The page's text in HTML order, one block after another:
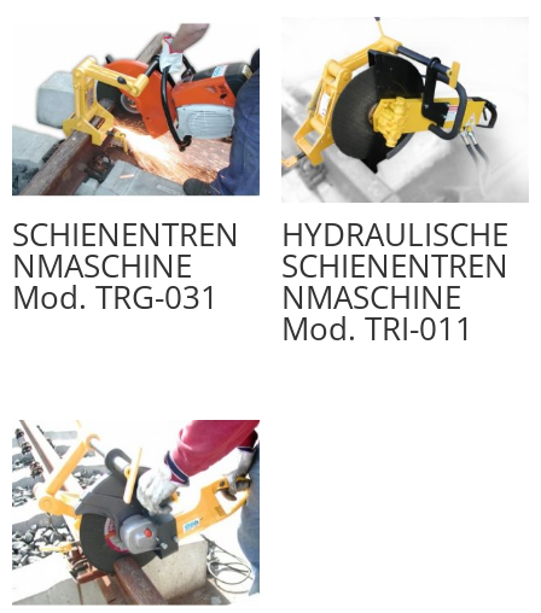
SCHIENENTREN
NMASCHINE
Mod. TRG-031
HYDRAULISCHE
SCHIENENTREN
NMASCHINE
Mod. TRI-011